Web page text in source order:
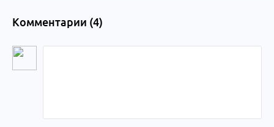
Комментарии (4)